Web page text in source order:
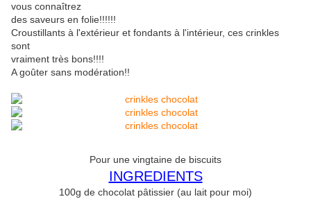
vous connaîtrez
des saveurs en folie!!!!!!
Croustillants à l'extérieur et fondants à l'intérieur, ces crinkles
sont
vraiment très bons!!!!
A goûter sans modération!!
Pour une vingtaine de biscuits
INGREDIENTS
100g de chocolat pâtissier (au lait pour moi)